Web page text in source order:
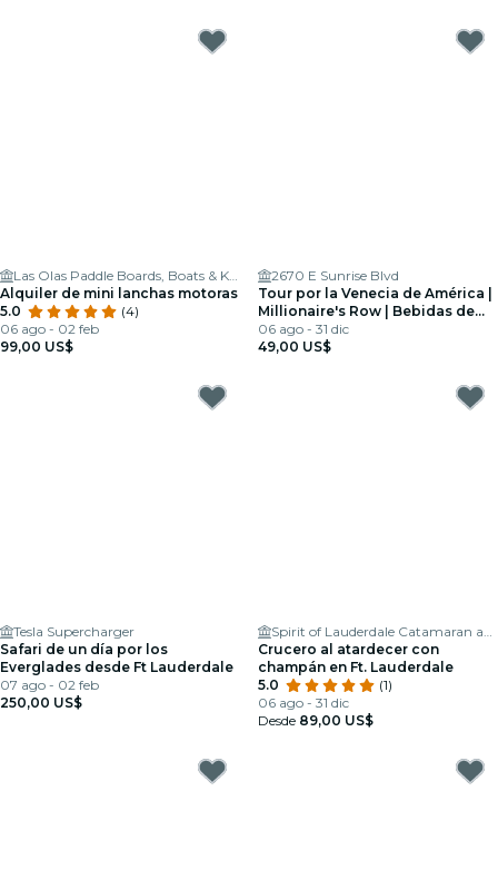
Las Olas Paddle Boards, Boats & Kayaks
Alquiler de mini lanchas motoras
5.0
(4)
06 ago - 02 feb
99,00 US$
2670 E Sunrise Blvd
Tour por la Venecia de América |
Millionaire's Row | Bebidas de
cortesía
06 ago - 31 dic
49,00 US$
Tesla Supercharger
Safari de un día por los
Everglades desde Ft Lauderdale
07 ago - 02 feb
250,00 US$
Spirit of Lauderdale Catamaran and Yacht Charters
Crucero al atardecer con
champán en Ft. Lauderdale
5.0
(1)
06 ago - 31 dic
Desde 89,00 US$